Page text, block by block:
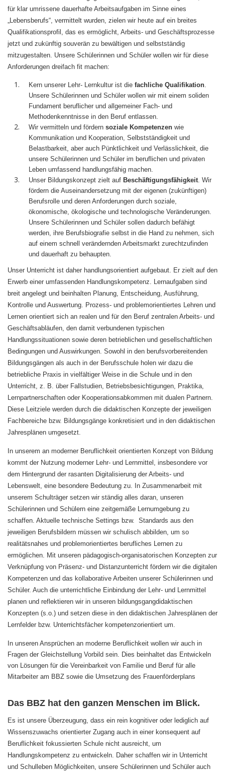
für klar umrissene dauerhafte Arbeitsaufgaben im Sinne eines
„Lebensberufs“, vermittelt wurden, zielen wir heute auf ein breites
Qualifikationsprofil, das es ermöglicht, Arbeits- und Geschäftsprozesse
jetzt und zukünftig souverän zu bewältigen und selbstständig
mitzugestalten. Unsere Schülerinnen und Schüler wollen wir für diese
Anforderungen dreifach fit machen:
Kern unserer Lehr- Lernkultur ist die fachliche Qualifikation.
Unsere Schülerinnen und Schüler wollen wir mit einem soliden
Fundament beruflicher und allgemeiner Fach- und
Methodenkenntnisse in den Beruf entlassen.
Wir vermitteln und fördern soziale Kompetenzen wie
Kommunikation und Kooperation, Selbstständigkeit und
Belastbarkeit, aber auch Pünktlichkeit und Verlässlichkeit, die
unsere Schülerinnen und Schüler im beruflichen und privaten
Leben umfassend handlungsfähig machen.
Unser Bildungskonzept zielt auf Beschäftigungsfähigkeit. Wir
fördern die Auseinandersetzung mit der eigenen (zukünftigen)
Berufsrolle und deren Anforderungen durch soziale,
ökonomische, ökologische und technologische Veränderungen.
Unsere Schülerinnen und Schüler sollen dadurch befähigt
werden, ihre Berufsbiografie selbst in die Hand zu nehmen, sich
auf einem schnell verändernden Arbeitsmarkt zurechtzufinden
und dauerhaft zu behaupten.
Unser Unterricht ist daher handlungsorientiert aufgebaut. Er zielt auf den
Erwerb einer umfassenden Handlungskompetenz. Lernaufgaben sind
breit angelegt und beinhalten Planung, Entscheidung, Ausführung,
Kontrolle und Auswertung. Prozess- und problemorientiertes Lehren und
Lernen orientiert sich an realen und für den Beruf zentralen Arbeits- und
Geschäftsabläufen, den damit verbundenen typischen
Handlungssituationen sowie deren betrieblichen und gesellschaftlichen
Bedingungen und Auswirkungen. Sowohl in den berufsvorbereitenden
Bildungsgängen als auch in der Berufsschule holen wir dazu die
betriebliche Praxis in vielfältiger Weise in die Schule und in den
Unterricht, z. B. über Fallstudien, Betriebsbesichtigungen, Praktika,
Lernpartnerschaften oder Kooperationsabkommen mit dualen Partnern.
Diese Leitziele werden durch die didaktischen Konzepte der jeweiligen
Fachbereiche bzw. Bildungsgänge konkretisiert und in den didaktischen
Jahresplänen umgesetzt.
In unserem an moderner Beruflichkeit orientierten Konzept von Bildung
kommt der Nutzung moderner Lehr- und Lernmittel, insbesondere vor
dem Hintergrund der rasanten Digitalisierung der Arbeits- und
Lebenswelt, eine besondere Bedeutung zu. In Zusammenarbeit mit
unserem Schulträger setzen wir ständig alles daran, unseren
Schülerinnen und Schülern eine zeitgemäße Lernumgebung zu
schaffen. Aktuelle technische Settings bzw. Standards aus den
jeweiligen Berufsbildern müssen wir schulisch abbilden, um so
realitätsnahes und problemorientiertes berufliches Lernen zu
ermöglichen. Mit unseren pädagogisch-organisatorischen Konzepten zur
Verknüpfung von Präsenz- und Distanzunterricht fördern wir die digitalen
Kompetenzen und das kollaborative Arbeiten unserer Schülerinnen und
Schüler. Auch die unterrichtliche Einbindung der Lehr- und Lernmittel
planen und reflektieren wir in unseren bildungsgangdidaktischen
Konzepten (s.o.) und setzen diese in den didaktischen Jahresplänen der
Lernfelder bzw. Unterrichtsfächer kompetenzorientiert um.
In unseren Ansprüchen an moderne Beruflichkeit wollen wir auch in
Fragen der Gleichstellung Vorbild sein. Dies beinhaltet das Entwickeln
von Lösungen für die Vereinbarkeit von Familie und Beruf für alle
Mitarbeiter am BBZ sowie die Umsetzung des Frauenförderplans
Das BBZ hat den ganzen Menschen im Blick.
Es ist unsere Überzeugung, dass ein rein kognitiver oder lediglich auf
Wissenszuwachs orientierter Zugang auch in einer konsequent auf
Beruflichkeit fokussierten Schule nicht ausreicht, um
Handlungskompetenz zu entwickeln. Daher schaffen wir in Unterricht
und Schulleben Möglichkeiten, unsere Schülerinnen und Schüler auch